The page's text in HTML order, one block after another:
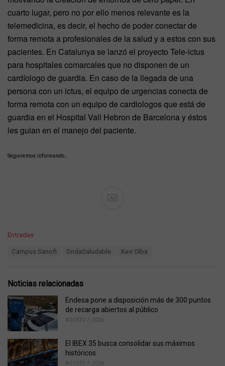
cuarto lugar, pero no por ello menos relevante es la
telemedicina, es decir, el hecho de poder conectar de
forma remota a profesionales de la salud y a estos con sus
pacientes. En Catalunya se lanzó el proyecto Tele-ictus
para hospitales comarcales que no disponen de un
cardíologo de guardia. En caso de la llegada de una
persona con un ictus, el equipo de urgencias conecta de
forma remota con un equipo de cardiologos que está de
guardia en el Hospital Vall Hebron de Barcelona y éstos
les guian en el manejo del paciente.
Seguiremos informando…
Ad
C
o
r
i
e
s
Entradas
:
Campus Sanofi OndaSaludable Xavi Olba
Noticias relacionadas
Endesa pone a disposición más de 300 puntos
de recarga abiertos al público
AGOSTO 7, 2026
El IBEX 35 busca consolidar sus máximos
históricos
AGOSTO 7, 2026